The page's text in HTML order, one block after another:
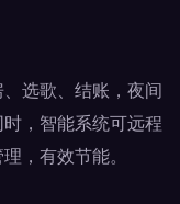
选歌、结账，夜间
，智能系统可远程
，有效节能。